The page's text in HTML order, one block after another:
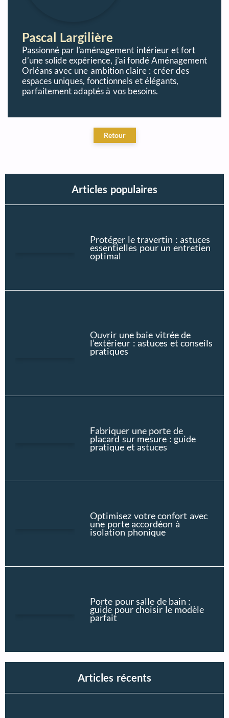
Pascal Largilière
Passionné par l’aménagement intérieur et fort
d’une solide expérience, j’ai fondé Aménagement
Orléans avec une ambition claire : créer des
espaces uniques, fonctionnels et élégants,
parfaitement adaptés à vos besoins.
Articles populaires
Protéger le travertin : astuces
essentielles pour un entretien
optimal
Ouvrir une baie vitrée de
l’extérieur : astuces et conseils
pratiques
Fabriquer une porte de
placard sur mesure : guide
pratique et astuces
Optimisez votre confort avec
une porte accordéon à
isolation phonique
Porte pour salle de bain :
guide pour choisir le modèle
parfait
Articles récents